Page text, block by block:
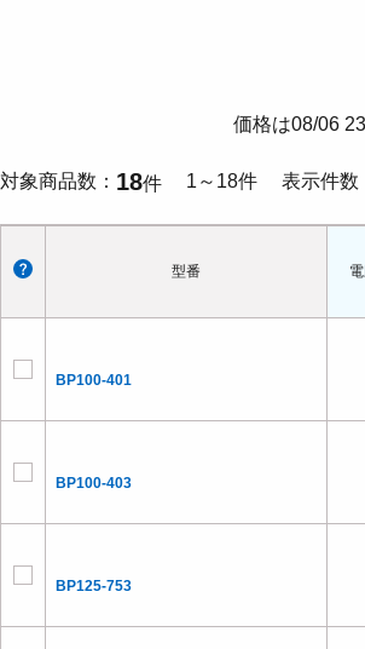
価格は08/06
対象商品数 18件 1～18件 表示件数
型番
BP100-401
BP100-403
BP125-753